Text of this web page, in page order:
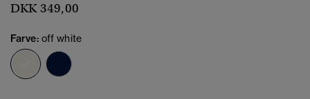
DKK 349,00
Farve: off white
valgt